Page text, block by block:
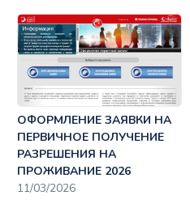
ОФОРМЛЕНИЕ ЗАЯВКИ НА
ПЕРВИЧНОЕ ПОЛУЧЕНИЕ
РАЗРЕШЕНИЯ НА
ПРОЖИВАНИЕ 2026
11/03/2026